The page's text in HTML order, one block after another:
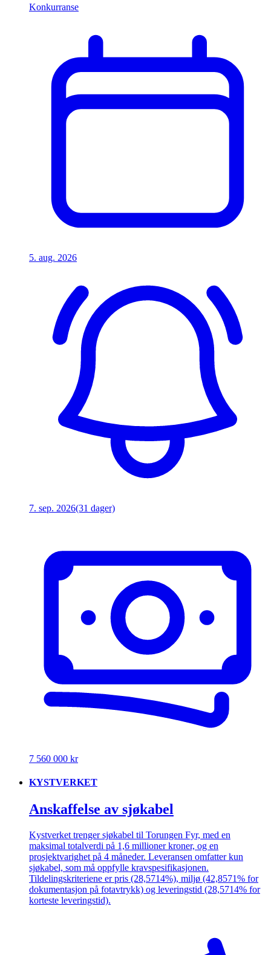
Konkurranse
5. aug. 2026
7. sep. 2026(31 dager)
7 560 000 kr
KYSTVERKET
Anskaffelse av sjøkabel
Kystverket trenger sjøkabel til Torungen Fyr, med en
maksimal totalverdi på 1,6 millioner kroner, og en
prosjektvarighet på 4 måneder. Leveransen omfatter kun
sjøkabel, som må oppfylle kravspesifikasjonen.
Tildelingskriteriene er pris (28,5714%), miljø (42,8571% for
dokumentasjon på fotavtrykk) og leveringstid (28,5714% for
korteste leveringstid).